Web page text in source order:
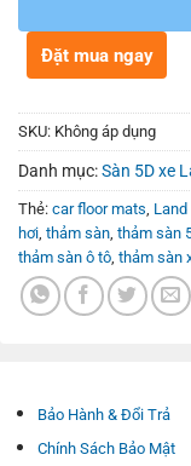
Đặt mua ngay
SKU: Không áp dụng
Danh mục:Sàn 5D xe
Thẻ: car floor mats, Land
hơi, thảm sàn, thảm sàn
thảm sàn ô tô, thảm sàn
Bảo Hành & Đổi Trả
Chính Sách Bảo Mật